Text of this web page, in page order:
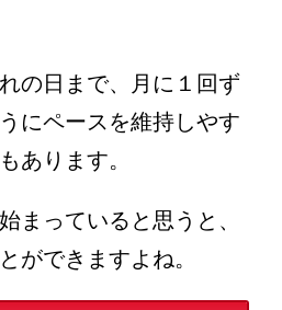
の日まで、月に１回ず
にペースを維持しやす
あります。
まっていると思うと、
ができますよね。